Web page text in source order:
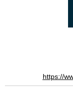
https://